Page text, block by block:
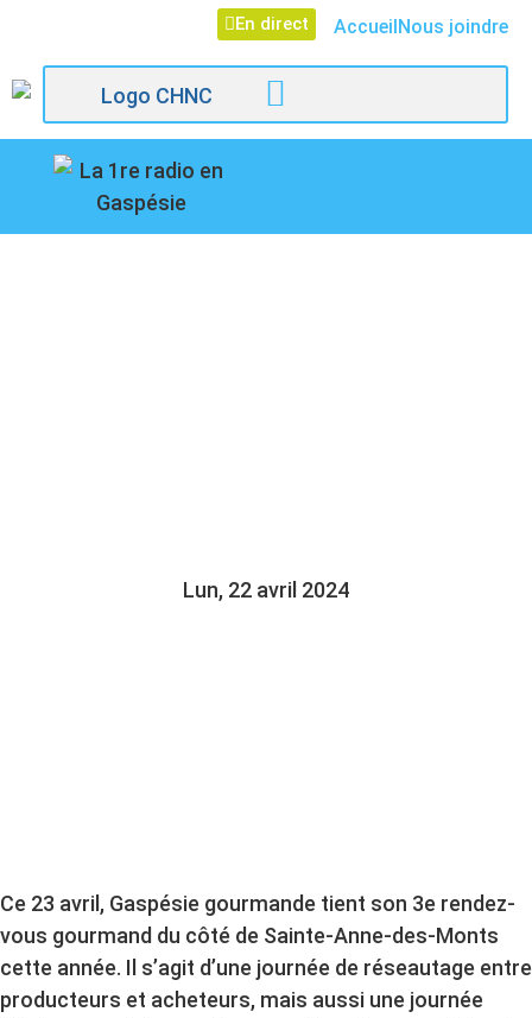
En direct AccueilNous joindre
Lun, 22 avril 2024
Ce 23 avril, Gaspésie gourmande tient son 3e rendez-
vous gourmand du côté de Sainte-Anne-des-Monts
cette année. Il s’agit d’une journée de réseautage entre
producteurs et acheteurs, mais aussi une journée